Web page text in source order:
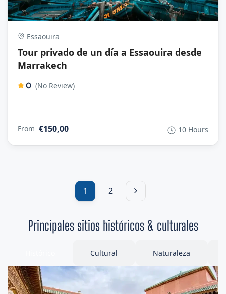
Essaouira
Tour privado de un día a Essaouira desde
Marrakech
0 (No Review)
From €150,00 10 Hours
1 2
Principales sitios históricos & culturales
Cultural Naturaleza